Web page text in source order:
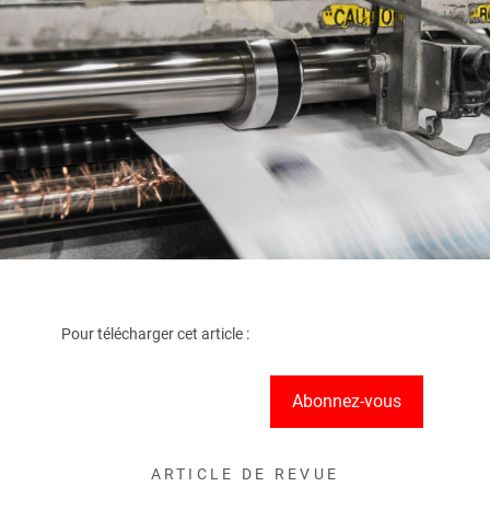
Pour télécharger cet article :
Abonnez-vous
ARTICLE DE REVUE